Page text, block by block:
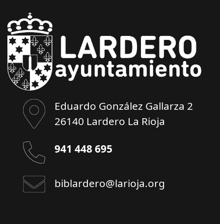
Eduardo González Gallarza 2
26140 Lardero La Rioja
941 448 695
biblardero@larioja.org